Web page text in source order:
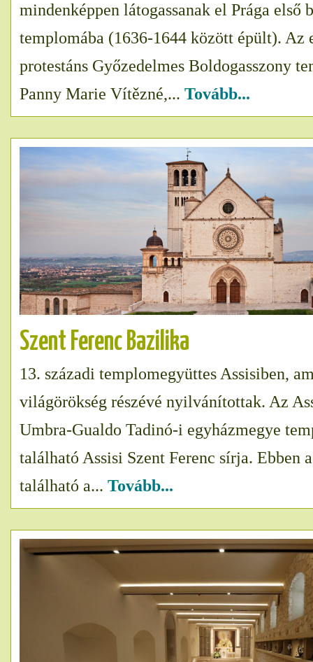
mindenképpen látogassanak el Prága első
templomába (1636-1644 között épült). Az
protestáns Győzedelmes Boldogasszony
Panny Marie Vítězné,... Tovább...
Szent Ferenc Bazilika
13. századi templomegyüttes Assisiben,
világörökség részévé nyilvánítottak. Az
Umbra-Gualdo Tadinó-i egyházmegye
található Assisi Szent Ferenc sírja. Ebben
található a... Tovább...